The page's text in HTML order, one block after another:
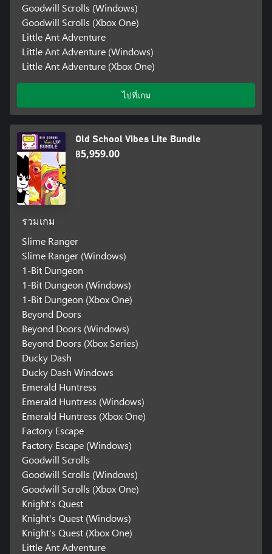
Goodwill Scrolls (Windows)
Goodwill Scrolls (Xbox One)
Little Ant Adventure
Little Ant Adventure (Windows)
Little Ant Adventure (Xbox One)
ไปที่เกม
Old School Vibes Lite Bundle
฿5,959.00
รวมเกม
Slime Ranger
Slime Ranger (Windows)
1-Bit Dungeon
1-Bit Dungeon (Windows)
1-Bit Dungeon (Xbox One)
Beyond Doors
Beyond Doors (Windows)
Beyond Doors (Xbox Series)
Ducky Dash
Ducky Dash Windows
Emerald Huntress
Emerald Huntress (Windows)
Emerald Huntress (Xbox One)
Factory Escape
Factory Escape (Windows)
Goodwill Scrolls
Goodwill Scrolls (Windows)
Goodwill Scrolls (Xbox One)
Knight's Quest
Knight's Quest (Windows)
Knight's Quest (Xbox One)
Little Ant Adventure